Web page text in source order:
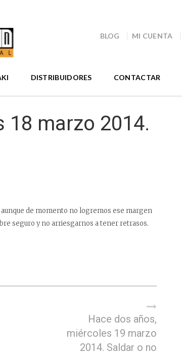
BLOG MI CUENTA
DISTRIBUIDORES CONTACTAR
18 marzo 2014.
de momento no logremos ese margen
seguro y no arriesgarnos a tener retrasos.
Hace dos años,
miércoles 19 marzo
2014. Saldar o no